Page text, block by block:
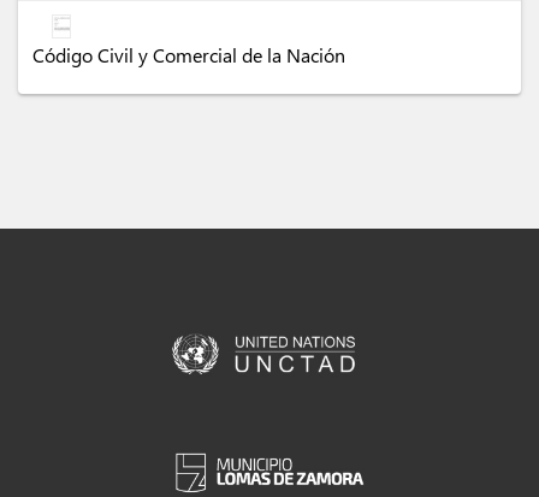
Código Civil y Comercial de la Nación